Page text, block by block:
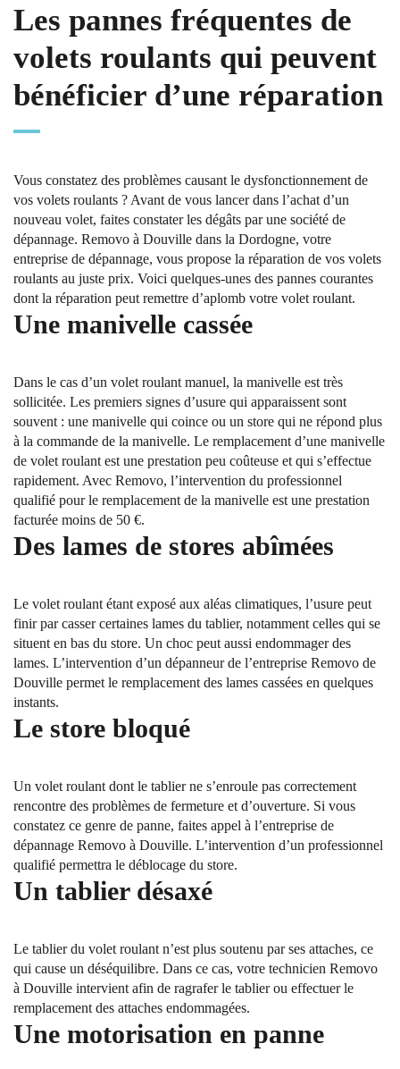
Les pannes fréquentes de
volets roulants qui peuvent
bénéficier d’une réparation
Vous constatez des problèmes causant le dysfonctionnement de
vos volets roulants ? Avant de vous lancer dans l’achat d’un
nouveau volet, faites constater les dégâts par une société de
dépannage. Removo à Douville dans la Dordogne, votre
entreprise de dépannage, vous propose la réparation de vos volets
roulants au juste prix. Voici quelques-unes des pannes courantes
dont la réparation peut remettre d’aplomb votre volet roulant.
Une manivelle cassée
Dans le cas d’un volet roulant manuel, la manivelle est très
sollicitée. Les premiers signes d’usure qui apparaissent sont
souvent : une manivelle qui coince ou un store qui ne répond plus
à la commande de la manivelle. Le remplacement d’une manivelle
de volet roulant est une prestation peu coûteuse et qui s’effectue
rapidement. Avec Removo, l’intervention du professionnel
qualifié pour le remplacement de la manivelle est une prestation
facturée moins de 50 €.
Des lames de stores abîmées
Le volet roulant étant exposé aux aléas climatiques, l’usure peut
finir par casser certaines lames du tablier, notamment celles qui se
situent en bas du store. Un choc peut aussi endommager des
lames. L’intervention d’un dépanneur de l’entreprise Removo de
Douville permet le remplacement des lames cassées en quelques
instants.
Le store bloqué
Un volet roulant dont le tablier ne s’enroule pas correctement
rencontre des problèmes de fermeture et d’ouverture. Si vous
constatez ce genre de panne, faites appel à l’entreprise de
dépannage Removo à Douville. L’intervention d’un professionnel
qualifié permettra le déblocage du store.
Un tablier désaxé
Le tablier du volet roulant n’est plus soutenu par ses attaches, ce
qui cause un déséquilibre. Dans ce cas, votre technicien Removo
à Douville intervient afin de ragrafer le tablier ou effectuer le
remplacement des attaches endommagées.
Une motorisation en panne